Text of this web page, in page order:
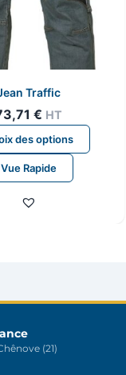
Traffic
€ HT
des options
Ce
produit
Vue Rapide
(21)